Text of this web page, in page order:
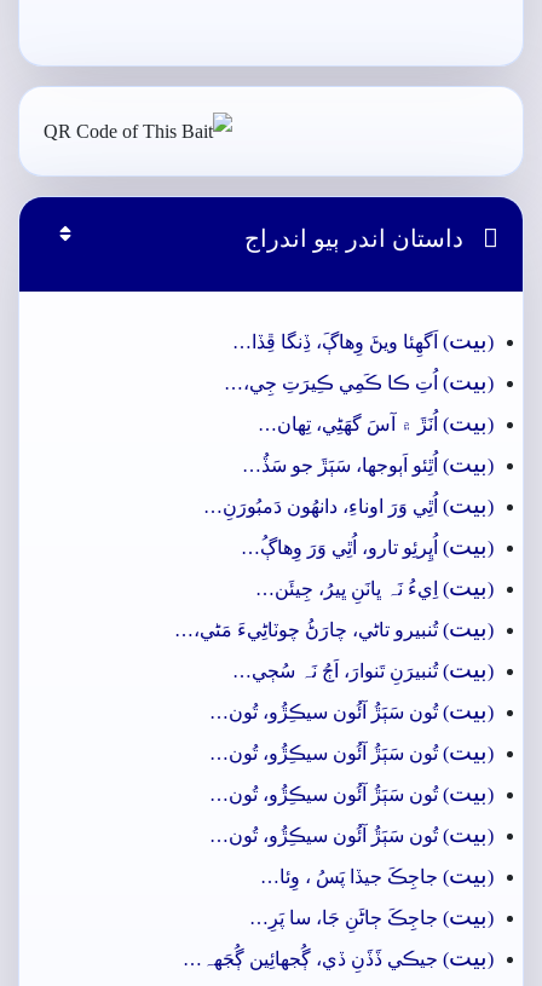
 داستان اندر ٻيو اندراج
(بيت) اَگهِئا ويڻَ وِھاڳَ، ڏِنگا ڦِڏا…
(بيت) اُتِ ڪا ڪَمِي ڪِيرَتِ جِي،…
(بيت) اُنَڙَ ۾ آسَ گهَڻِي، تِھان…
(بيت) اُٿِئو اَٻوجها، سَٻَڙَ جو سَڏُ…
(بيت) اُٿِي وَرَ اوناءِ، دانھُون دَمبُورَنِ…
(بيت) اُڀِرئِو تارو، اُٿِي وَرَ وِھاڳُ…
(بيت) اِيءُ نَہ ڀانَنِ ڀيرُ، جِيئَن…
(بيت) تُنبيرو تاڻي، چارَڻُ چوٽاڻِيءَ مَڻي،…
(بيت) تُنبيرَنِ تَنوارَ، اَڄُ نَہ سُڄي…
(بيت) تُون سَٻَڙُ آئُون سيڪِڙُو، تُون…
(بيت) تُون سَٻَڙُ آئُون سيڪِڙُو، تُون…
(بيت) تُون سَٻَڙُ آئُون سيڪِڙُو، تُون…
(بيت) تُون سَٻَڙُ آئُون سيڪِڙُو، تُون…
(بيت) جاجِڪَ جيڏا پَسُ ، وِئا…
(بيت) جاجِڪَ ڄاڻَنِ جَا، سا پَرِ…
(بيت) جيڪي ڏَڏَنِ ڏي، ڳُجهائِين ڳُجَهہ…